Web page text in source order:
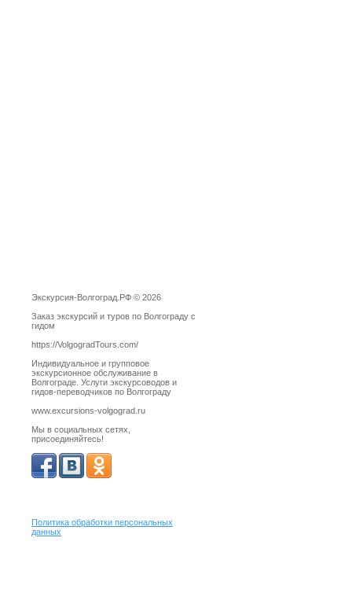
Экскурсия-Волгоград.РФ © 2026
Заказ экскурсий и туров по Волгограду с
гидом
https://VolgogradTours.com/
Индивидуальное и групповое
экскурсионное обслуживание в
Волгограде. Услуги экскурсоводов и
гидов-переводчиков по Волгограду
www.excursions-volgograd.ru
Мы в социальных сетях,
присоединяйтесь!
Политика обработки персональных
данных